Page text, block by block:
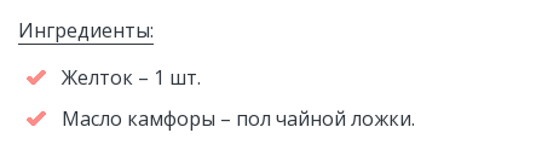
Ингредиенты:
Желток – 1 шт.
Масло камфоры – пол чайной ложки.